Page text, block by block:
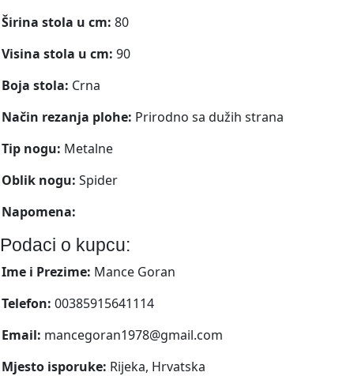
Širina stola u cm: 80
Visina stola u cm: 90
Boja stola: Crna
Način rezanja plohe: Prirodno sa dužih strana
Tip nogu: Metalne
Oblik nogu: Spider
Napomena:
Podaci o kupcu:
Ime i Prezime: Mance Goran
Telefon: 00385915641114
Email: mancegoran1978@gmail.com
Mjesto isporuke: Rijeka, Hrvatska